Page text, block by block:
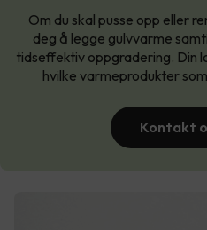
Om du skal pusse opp eller
deg å legge gulvvarme
tidseffektiv oppgradering. Din
hvilke varmeprodukter
Kontakt